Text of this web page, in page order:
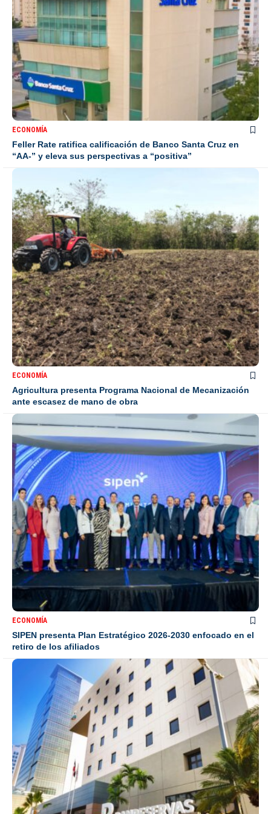
ECONOMÍA
Feller Rate ratifica calificación de Banco Santa Cruz en
“AA-” y eleva sus perspectivas a “positiva”
ECONOMÍA
Agricultura presenta Programa Nacional de Mecanización
ante escasez de mano de obra
ECONOMÍA
SIPEN presenta Plan Estratégico 2026-2030 enfocado en el
retiro de los afiliados